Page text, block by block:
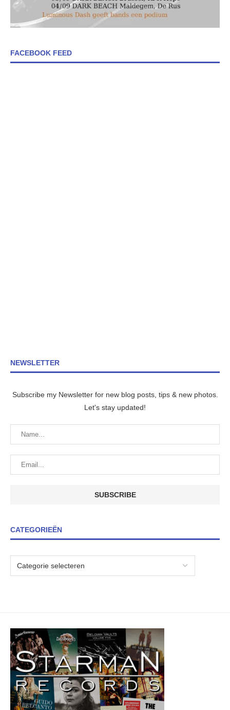
FACEBOOK FEED
NEWSLETTER
Subscribe my Newsletter for new blog posts, tips & new photos.
Let's stay updated!
CATEGORIEËN